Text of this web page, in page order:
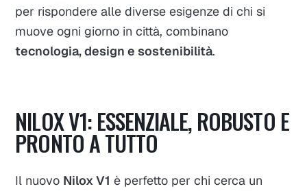
per rispondere alle diverse esigenze di chi si
muove ogni giorno in città, combinano
tecnologia, design e sostenibilità.
NILOX V1: ESSENZIALE, ROBUSTO E
PRONTO A TUTTO
Il nuovo Nilox V1 è perfetto per chi cerca un